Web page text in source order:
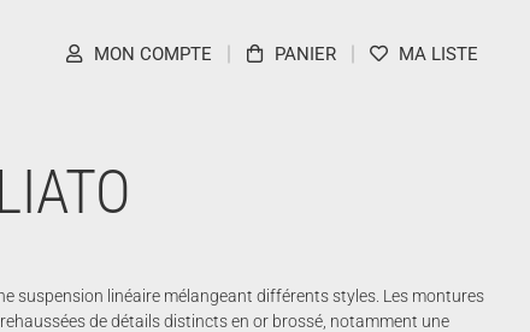
MON COMPTE PANIER MA LISTE
suspension linéaire mélangeant différents styles. Les montures
de détails distincts en or brossé, notamment une